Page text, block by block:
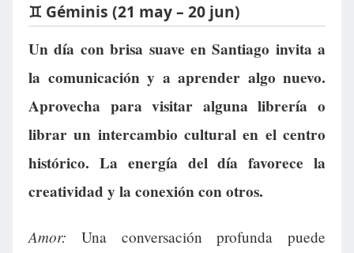
♊ Géminis (21 may – 20 jun)
Un día con brisa suave en Santiago invita a
la comunicación y a aprender algo nuevo.
Aprovecha para visitar alguna librería o
librar un intercambio cultural en el centro
histórico. La energía del día favorece la
creatividad y la conexión con otros.
Amor: Una conversación profunda puede